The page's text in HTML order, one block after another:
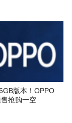
版本！OPPO
抢购一空